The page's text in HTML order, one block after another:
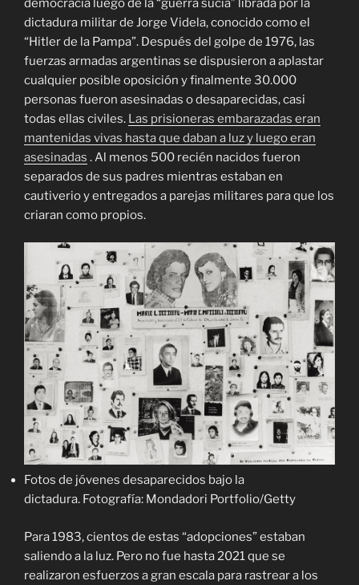
democracia luego de la “guerra sucia” librada por la
dictadura militar de Jorge Videla, conocido como el
“Hitler de la Pampa”. Después del golpe de 1976, las
fuerzas armadas argentinas se dispusieron a aplastar
cualquier posible oposición y finalmente 30.000
personas fueron asesinadas o desaparecidas, casi
todas ellas civiles. Las prisioneras embarazadas eran
mantenidas vivas hasta que daban a luz y luego eran
asesinadas . Al menos 500 recién nacidos fueron
separados de sus padres mientras estaban en
cautiverio y entregados a parejas militares para que los
criaran como propios.
Fotos de jóvenes desaparecidos bajo la
dictadura. Fotografía: Mondadori Portfolio/Getty
Para 1983, cientos de estas “adopciones” estaban
saliendo a la luz. Pero no fue hasta 2021 que se
realizaron esfuerzos a gran escala para rastrear a los